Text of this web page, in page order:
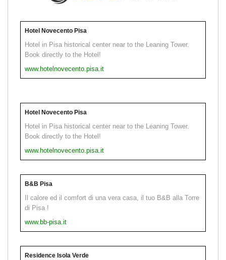
Hotel Novecento Pisa
Hotel in Pisa historical center near to the Leaning Tower.
Book directly to the Hotel!
www.hotelnovecento.pisa.it
Hotel Novecento Pisa
Hotel in Pisa historical center near to the Leaning Tower.
Book directly to the Hotel!
www.hotelnovecento.pisa.it
B&B Pisa
Il calore ed il comfort di una vera casa, il tuo B&B alla Torre
di Pisa !
www.bb-pisa.it
Residence Isola Verde